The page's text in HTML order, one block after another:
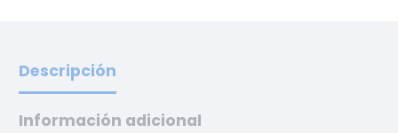
Descripción
Información adicional